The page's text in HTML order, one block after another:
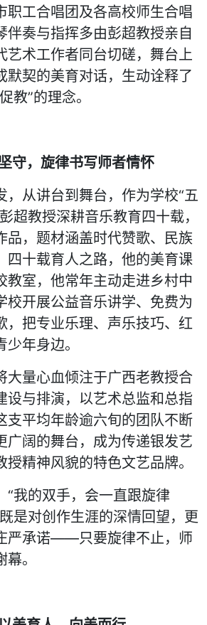
职工合唱团及各高校师生合唱
伴奏与指挥多由彭超教授亲自
艺术工作者同台切磋，舞台上
默契的美育对话，生动诠释了
教”的理念。
守，旋律书写师者情怀
，从讲台到舞台，作为学校“五
超教授深耕音乐教育四十载，
品，题材涵盖时代赞歌、民族
四十载育人之路，他的美育课
教室，他常年主动走进乡村中
校开展公益音乐讲学、免费为
，把专业乐理、声乐技巧、红
年身边。
大量心血倾注于广西老教授合
设与排演，以艺术总监和总指
支平均年龄逾六旬的团队不断
广阔的舞台，成为传递银发艺
精神风貌的特色文艺品牌。
“我的双手，会一直跟旋律
是对创作生涯的深情回望，更
严承诺——只要旋律不止，师
。